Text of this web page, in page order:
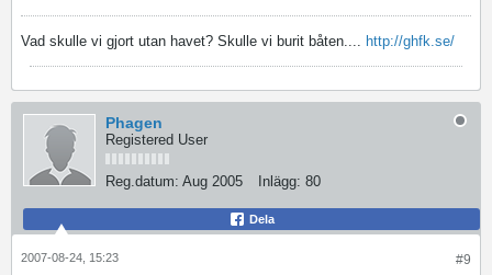
Vad skulle vi gjort utan havet? Skulle vi burit båten.... http://ghfk.se/
Phagen
Registered User
Reg.datum: Aug 2005 Inlägg: 80
Dela
#9
2007-08-24, 15:23